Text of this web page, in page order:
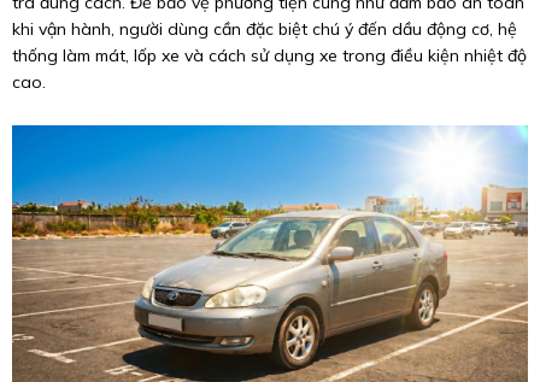
khi vận hành, người dùng cần đặc biệt chú ý đến dầu động cơ, hệ
thống làm mát, lốp xe và cách sử dụng xe trong điều kiện nhiệt độ
cao.